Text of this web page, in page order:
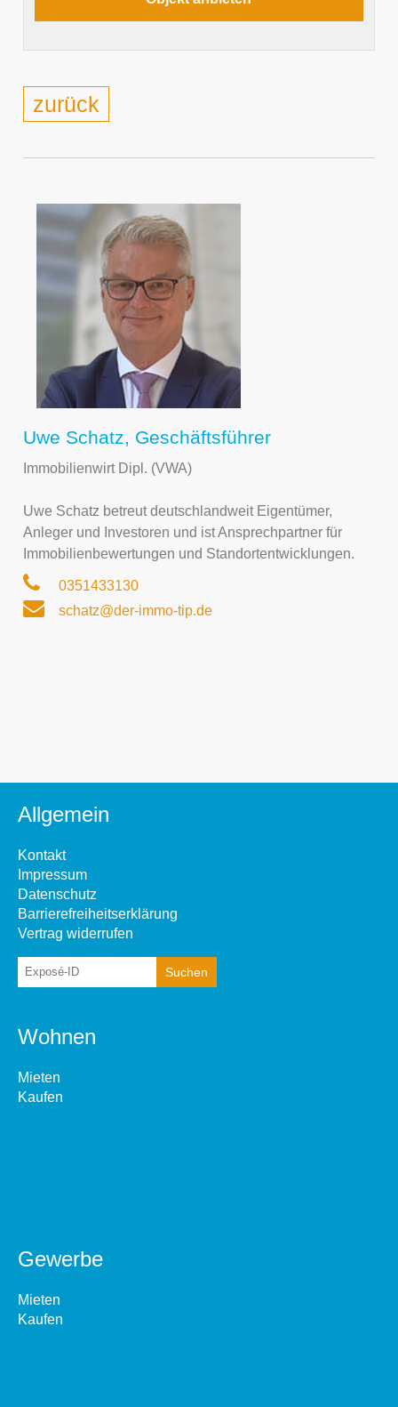
zurück
Uwe Schatz, Geschäftsführer
Immobilienwirt Dipl. (VWA)
Uwe Schatz betreut deutschlandweit Eigentümer,
Anleger und Investoren und ist Ansprechpartner für
Immobilienbewertungen und Standortentwicklungen.
0351433130
schatz@der-immo-tip.de
Allgemein
Kontakt
Impressum
Datenschutz
Barrierefreiheitserklärung
Vertrag widerrufen
Wohnen
Mieten
Kaufen
Gewerbe
Mieten
Kaufen